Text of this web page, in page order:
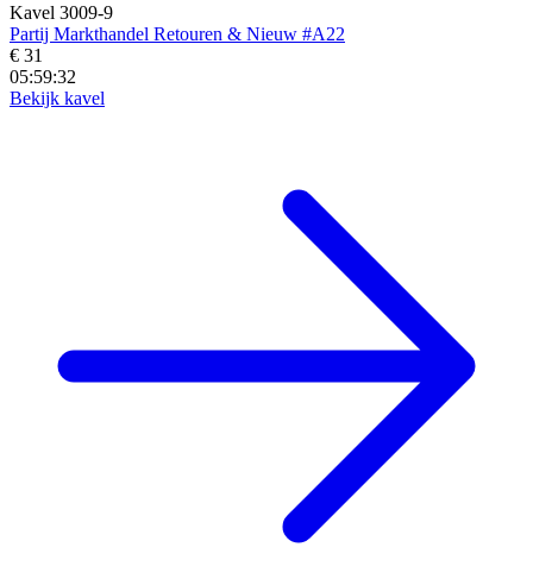
Kavel 3009-9
Partij Markthandel Retouren & Nieuw #A22
€ 31
05:59:31
Bekijk kavel